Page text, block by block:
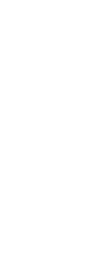
The Jews Say
Allah states
continuous
Day of
droiture; mais
est mauvais ce
French